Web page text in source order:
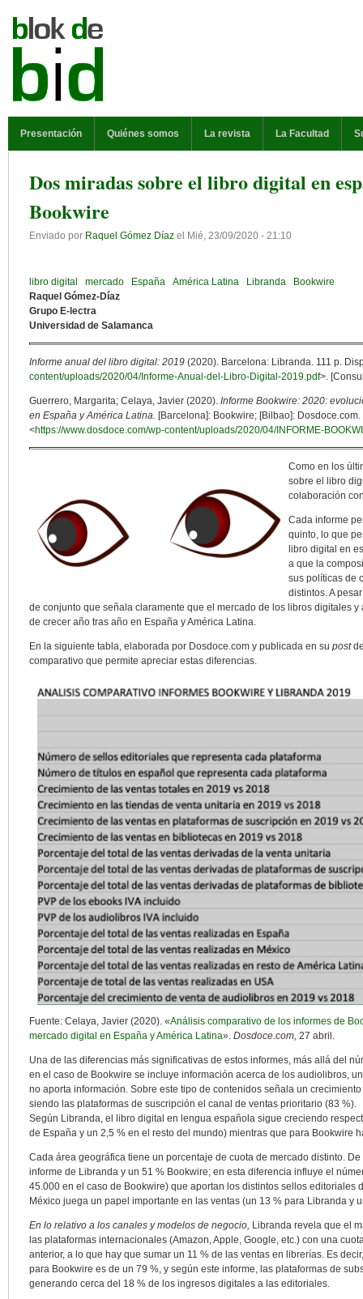
Presentación Quiénes somos La revista La Facultad
Dos miradas sobre el libro digital en
Bookwire
Enviado por Raquel Gómez Díaz el Mié, 23/09/2020 - 21:10
libro digital mercado España América Latina Libranda
Bookwire
Raquel Gómez-Díaz
Grupo E-lectra
Universidad de Salamanca
Informe anual del libro digital: 2019 (2020). Barcelona: Libranda. 111 p.
content/uploads/2020/04/Informe-Anual-del-Libro-Digital-2019.pdf>.
Guerrero, Margarita; Celaya, Javier (2020). Informe Bookwire: 2020:
en España y América Latina. [Barcelona]: Bookwire; [Bilbao]:
<https://www.dosdoce.com/wp-content/uploads/2020/04/INFORME-
Como en los
sobre el libro
colaboración
Cada informe
quinto, lo que
libro digital en
a que la
sus políticas de
distintos. A
de conjunto que señala claramente que el mercado de los libros digitales
de crecer año tras año en España y América Latina.
En la siguiente tabla, elaborada por Dosdoce.com y publicada en su post
comparativo que permite apreciar estas diferencias.
Fuente: Celaya, Javier (2020). «Análisis comparativo de los informes de
mercado digital en España y América Latina». Dosdoce.com, 27 abril.
Una de las diferencias más significativas de estos informes, más allá del
en el caso de Bookwire se incluye información acerca de los audiolibros,
no aporta información. Sobre este tipo de contenidos señala un
siendo las plataformas de suscripción el canal de ventas prioritario (83 %).
Según Libranda, el libro digital en lengua española sigue creciendo
de España y un 2,5 % en el resto del mundo) mientras que para Bookwire
Cada área geográfica tiene un porcentaje de cuota de mercado distinto.
informe de Libranda y un 51 % Bookwire; en esta diferencia influye el
45.000 en el caso de Bookwire) que aportan los distintos sellos editoriales
México juega un papel importante en las ventas (un 13 % para Libranda y
En lo relativo a los canales y modelos de negocio, Libranda revela que el
las plataformas internacionales (Amazon, Apple, Google, etc.) con una
anterior, a lo que hay que sumar un 11 % de las ventas en librerías. Es
para Bookwire es de un 79 %, y según este informe, las plataformas de
generando cerca del 18 % de los ingresos digitales a las editoriales.